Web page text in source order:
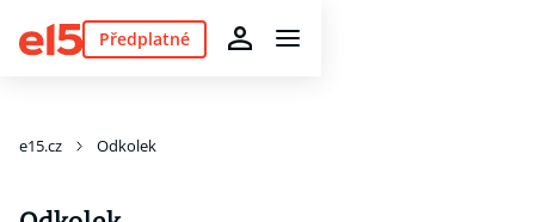
Předplatné
e15.cz Odkolek